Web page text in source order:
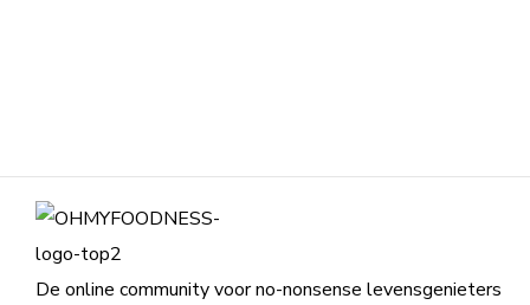
De online community voor no-nonsense levensgenieters